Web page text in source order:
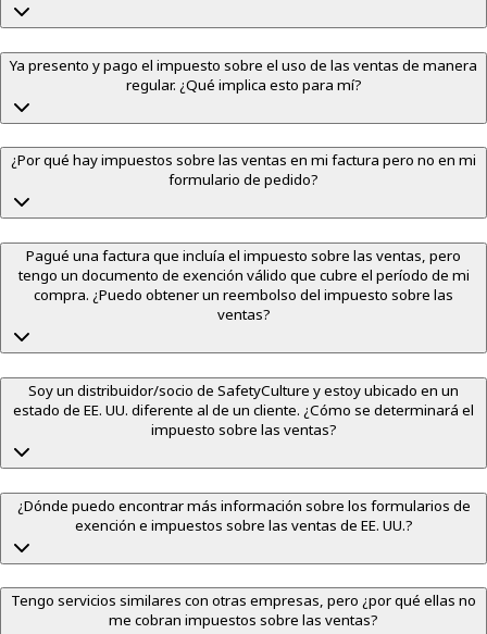
Ya presento y pago el impuesto sobre el uso de las ventas de manera
regular. ¿Qué implica esto para mí?
¿Por qué hay impuestos sobre las ventas en mi factura pero no en mi
formulario de pedido?
Pagué una factura que incluía el impuesto sobre las ventas, pero
tengo un documento de exención válido que cubre el período de mi
compra. ¿Puedo obtener un reembolso del impuesto sobre las
ventas?
Soy un distribuidor/socio de SafetyCulture y estoy ubicado en un
estado de EE. UU. diferente al de un cliente. ¿Cómo se determinará el
impuesto sobre las ventas?
¿Dónde puedo encontrar más información sobre los formularios de
exención e impuestos sobre las ventas de EE. UU.?
Tengo servicios similares con otras empresas, pero ¿por qué ellas no
me cobran impuestos sobre las ventas?